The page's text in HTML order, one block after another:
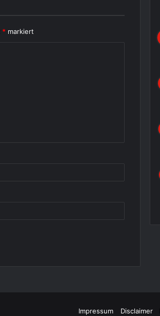
* markiert
Impressum Disclaimer